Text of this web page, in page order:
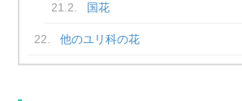
国花
他のユリ科の花